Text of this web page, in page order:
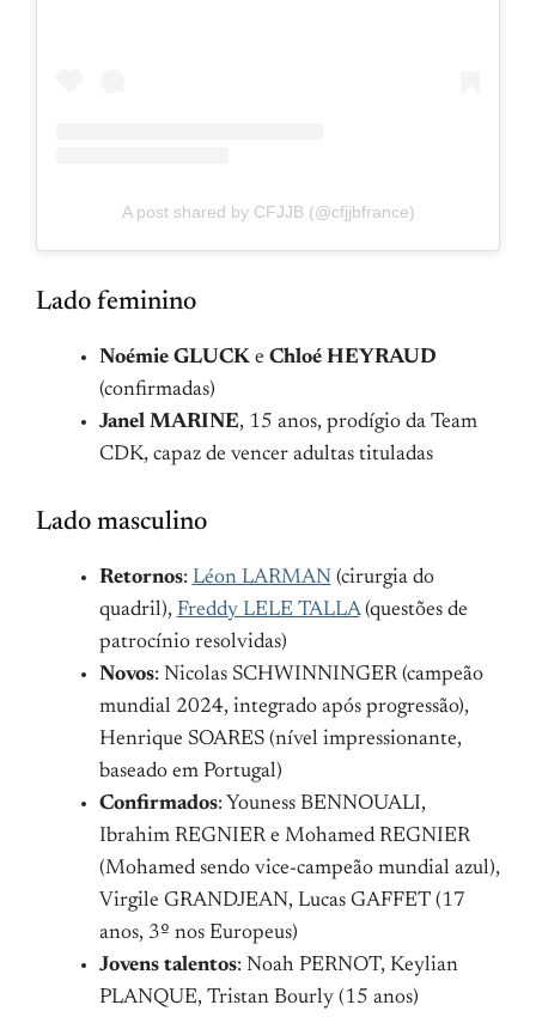
A post shared by CFJJB (@cfjjbfrance)
Lado feminino
Noémie GLUCKe Chloé HEYRAUD
(confirmadas)
Janel MARINE, 15 anos, prodígio da Team
CDK, capaz de vencer adultas tituladas
Lado masculino
Retornos: Léon LARMAN (cirurgia do
quadril), Freddy LELE TALLA(questões de
patrocínio resolvidas)
Novos: Nicolas SCHWINNINGER (campeão
mundial 2024, integrado após progressão),
Henrique SOARES (nível impressionante,
baseado em Portugal)
Confirmados: Youness BENNOUALI,
Ibrahim REGNIER e Mohamed REGNIER
(Mohamed sendo vice-campeão mundial azul),
Virgile GRANDJEAN, Lucas GAFFET (17
anos, 3º nos Europeus)
Jovens talentos: Noah PERNOT, Keylian
PLANQUE, Tristan Bourly (15 anos)